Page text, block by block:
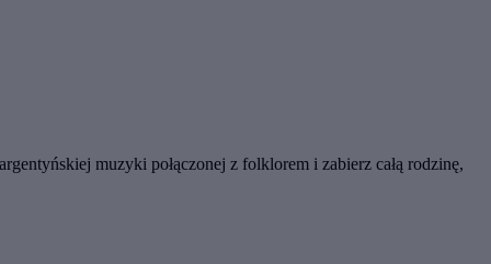
muzyki połączonej z folklorem i zabierz całą rodzinę,